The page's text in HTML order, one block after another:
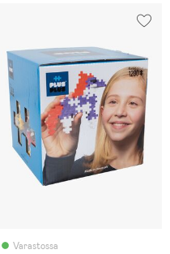
Varastossa